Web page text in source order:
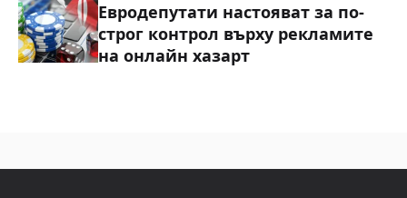
Евродепутати настояват за по-
строг контрол върху рекламите
на онлайн хазарт